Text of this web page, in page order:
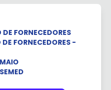
FORNECEDORES
FORNECEDORES -
MAIO